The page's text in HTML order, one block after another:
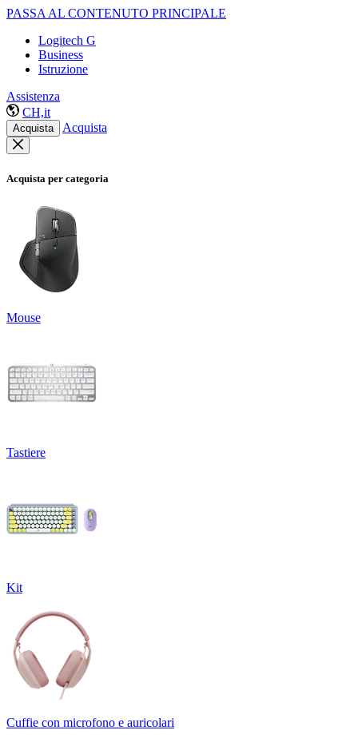
PASSA AL CONTENUTO PRINCIPALE
Logitech G
Business
Istruzione
Assistenza
CH,it
Acquista Acquista
Acquista per categoria
Mouse
Tastiere
Kit
Cuffie con microfono e auricolari